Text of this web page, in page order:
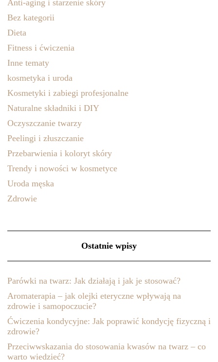
Anti-aging i starzenie skóry
Bez kategorii
Dieta
Fitness i ćwiczenia
Inne tematy
kosmetyka i uroda
Kosmetyki i zabiegi profesjonalne
Naturalne składniki i DIY
Oczyszczanie twarzy
Peelingi i złuszczanie
Przebarwienia i koloryt skóry
Trendy i nowości w kosmetyce
Uroda męska
Zdrowie
Ostatnie wpisy
Parówki na twarz: Jak działają i jak je stosować?
Aromaterapia – jak olejki eteryczne wpływają na
zdrowie i samopoczucie?
Ćwiczenia kondycyjne: Jak poprawić kondycję fizyczną i
zdrowie?
Przeciwwskazania do stosowania kwasów na twarz – co
warto wiedzieć?